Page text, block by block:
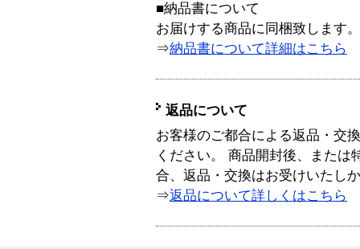
■納品書について
お届けする商品に同梱致します。
⇒納品書について詳細はこちら
返品について
お客様のご都合による返品・交
ください。 商品開封後、または
合、返品・交換はお受けいたし
⇒返品について詳しくはこちら